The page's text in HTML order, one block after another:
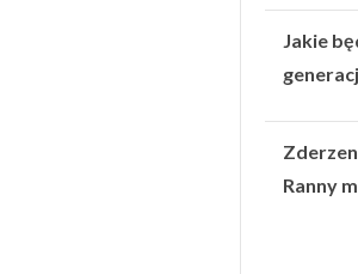
Jakie
Ranny